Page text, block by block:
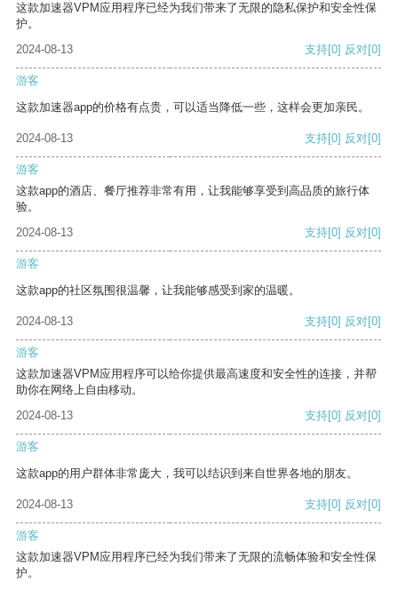
这款加速器VPM应用程序已经为我们带来了无限的隐私保护和安全性保
护。
2024-08-13
支持[0] 反对[0]
游客
这款加速器app的价格有点贵，可以适当降低一些，这样会更加亲民。
2024-08-13 支持[0] 反对[0]
游客
这款app的酒店、餐厅推荐非常有用，让我能够享受到高品质的旅行体
验。
2024-08-13
支持[0] 反对[0]
游客
这款app的社区氛围很温馨，让我能够感受到家的温暖。
2024-08-13 支持[0] 反对[0]
游客
这款加速器VPM应用程序可以给你提供最高速度和安全性的连接，并帮
助你在网络上自由移动。
2024-08-13
支持[0] 反对[0]
游客
这款app的用户群体非常庞大，我可以结识到来自世界各地的朋友。
2024-08-13 支持[0] 反对[0]
游客
这款加速器VPM应用程序已经为我们带来了无限的流畅体验和安全性保
护。